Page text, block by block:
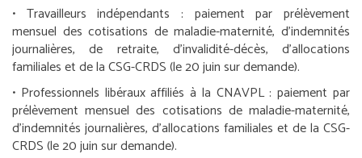
• Travailleurs indépendants : paiement par prélèvement
mensuel des cotisations de maladie-maternité, d’indemnités
journalières, de retraite, d’invalidité-décès, d’allocations
familiales et de la CSG-CRDS (le 20 juin sur demande).
• Professionnels libéraux affiliés à la CNAVPL : paiement par
prélèvement mensuel des cotisations de maladie-maternité,
d’indemnités journalières, d’allocations familiales et de la CSG-
CRDS (le 20 juin sur demande).